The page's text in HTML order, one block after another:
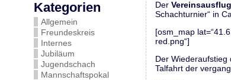
Kategorien
Allgemein
Freundeskreis
Internes
Jubiläum
Jugendschach
Mannschaftspokal
Der Vereinsausflug
Schachturnier“ in
[osm_map
red.png“]
Der Wiederaufstieg
Talfahrt der